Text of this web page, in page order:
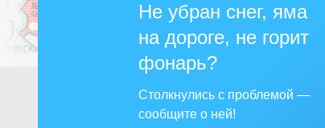
Не убран снег, яма
на дороге, не горит
фонарь?
Столкнулись с проблемой —
сообщите о ней!